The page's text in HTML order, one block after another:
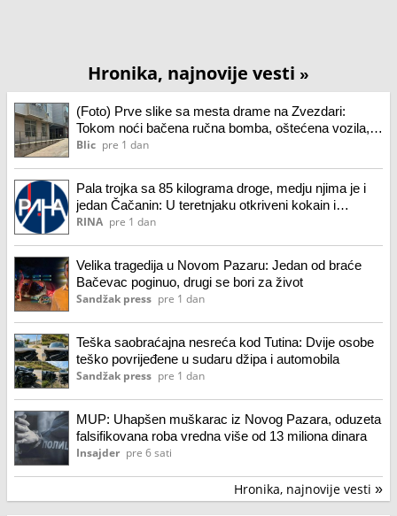
Hronika, najnovije vesti »
(Foto) Prve slike sa mesta drame na Zvezdari:
Tokom noći bačena ručna bomba, oštećena vozila,
lokali, fasada zgrade - ispituje se da li je on bio meta
Blic pre 1 dan
Pala trojka sa 85 kilograma droge, medju njima je i
jedan Čačanin: U teretnjaku otkriveni kokain i
marihuana (FOTO)
RINA pre 1 dan
Velika tragedija u Novom Pazaru: Jedan od braće
Bačevac poginuo, drugi se bori za život
Sandžak press pre 1 dan
Teška saobraćajna nesreća kod Tutina: Dvije osobe
teško povrijeđene u sudaru džipa i automobila
Sandžak press pre 1 dan
MUP: Uhapšen muškarac iz Novog Pazara, oduzeta
falsifikovana roba vredna više od 13 miliona dinara
Insajder pre 6 sati
Hronika, najnovije vesti »